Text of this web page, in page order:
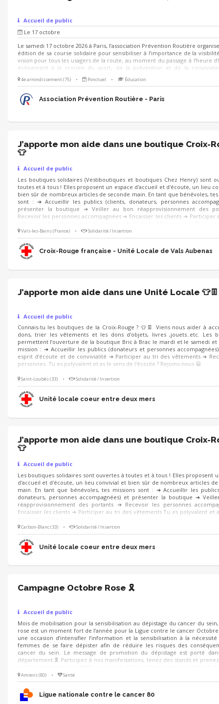
Accueil de public
Le 17 octobre
Le samedi 17 octobre 2026 à Paris, l’association Prévention Routière
édition de sa course solidaire pour sensibiliser à l’importance de la
vision pour tous les usagers de la route, au moment du passage à l’heure
évènement à la croisée du sport, de la prévention et de la
l’événement. Plusieurs missions sont proposées : - Retrait des dossards,
Paris - Commissariat de course, ravitaillement...
4e arrondissement (75) • Ponctuel • Éducation
Association Prévention Routière - Paris
J’apporte mon aide dans une boutique Croix-
👕
Accueil de public
Les boutiques solidaires (Vestiboutiques et boutiques Chez Henry) sont
toutes et à tous ! Elles proposent un espace d'accueil et d'écoute, un lieu
bien sûr de nombreux articles de seconde main. En tant que bénévoles, tes
sont : ➔ Accueillir les publics (clients, donateurs, personnes
présenter la boutique ➔ Veiller au bon réapprovisionnement des
Recevoir les personnes accompagnées ➔ Encaisser les clients ➔ Participer
Vals-les-Bains (France) • Solidarité / Insertion
Croix-Rouge française - Unité Locale de Vals Aubenas
J’apporte mon aide dans une Unité Locale 👕👖
Accueil de public
Connais-tu les boutiques de la Croix-Rouge ? 👕👖 Viens nous aider à
dons, trier les vêtements et les dons d'objets, livres ,jouets..etc. Les
permettent l’ouverture de la boutique Bric à Brac le mardi et le samedi
mission : ➔ Accueillir les publics (donateurs et personnes
esprit d’écoute et de convivialité ➔ Participer au tri des vêtements ➔
personnes. Tu es polyvalent et as le sens de l'écoute ? Rejoins-nous 😀
Saint-Loubès (33) • Solidarité / Insertion
Unité locale coeur entre deux mers
J’apporte mon aide dans une boutique Croix-
👕
Accueil de public
Les boutiques solidaires sont ouvertes à toutes et à tous ! Elles proposent
d'accueil et d'écoute, un lieu convivial et bien sûr de nombreux articles de
main. En tant que bénévoles, tes missions sont : ➔ Accueillir les
donateurs, personnes accompagnées) et présenter la boutique ➔
réapprovisionnement des portants ➔ Recevoir les personnes
Encaisser les clients ➔ Participer au tri des vêtements Tu es polyvalent et
Carbon-Blanc (33) • Solidarité / Insertion
Unité locale coeur entre deux mers
Campagne Octobre Rose 🎗️
Accueil de public
Mois de mobilisation pour la sensibilisation au dépistage du cancer du
rose est un moment fort de l’année pour la Ligue contre le cancer Octobre
une occasion d’intensifier l’information et la sensibilisation à la
femmes de se faire dépister afin de réduire les risques des
cancer du sein. Le message de promotion du dépistage est porté
département.🎗️ Participez à nos manifestations, tenez des stands et
la collecte ❤Envie de s’investir au sein d’une équipe 😁Bonne humeur
logistique Rejoignez-nous!
Amiens (80) • Santé
Ligue nationale contre le cancer 80